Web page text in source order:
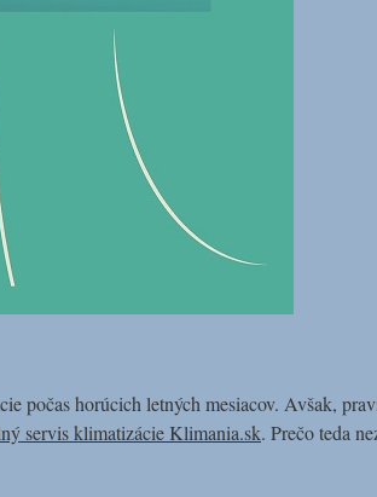
počas horúcich letných mesiacov. Avšak,
servis klimatizácie Klimania.sk. Prečo teda